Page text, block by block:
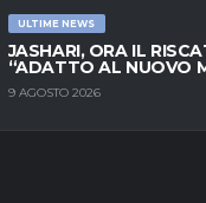
ULTIME NEWS
JASHARI, ORA IL
“ADATTO AL NUOVO
9 AGOSTO 2026